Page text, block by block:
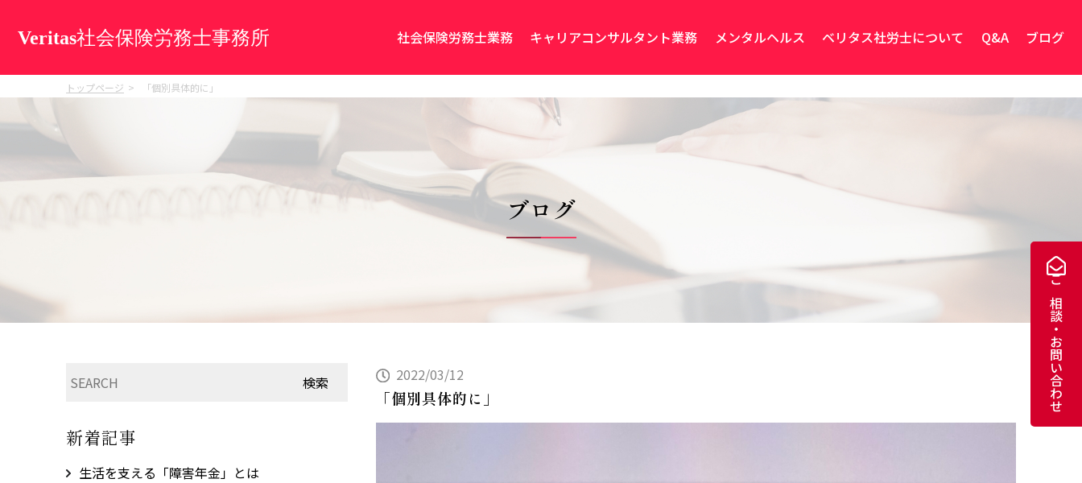
社会保険労務士業務 キャリアコンサルタント業務 メンタルヘルス ベリタス社労士について Q&A ブログ
ご相談・お問い合わせ
トップページ 「個別具体的に」
ブログ
2022/03/12
「個別具体的に」
新着記事
生活を支える「障害年金」とは